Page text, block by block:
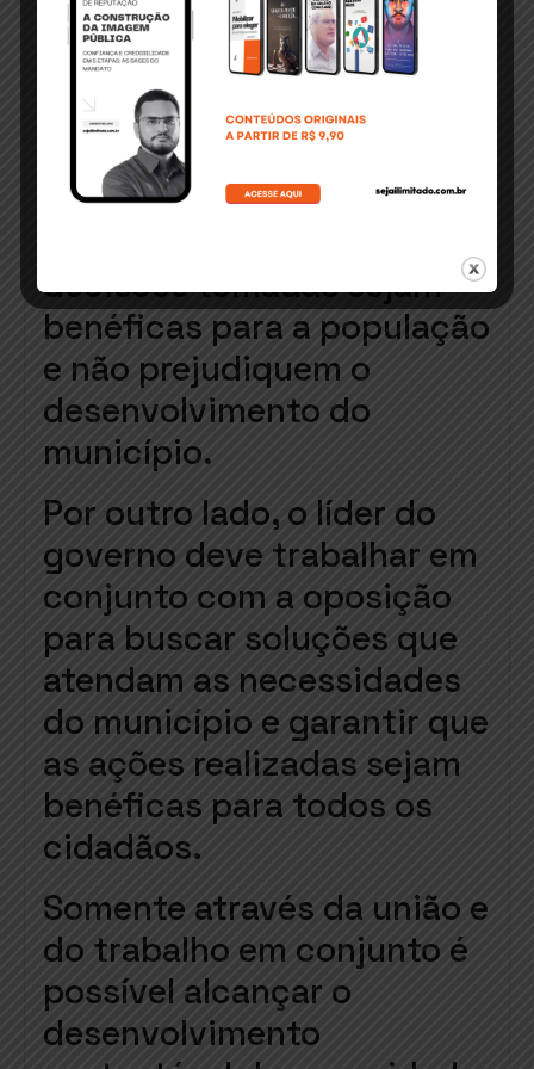
cidade com recursos
próprios.
É importante que a
oposição esteja sempre
atenta às ações do governo
decisões tomadas sejam
benéficas para a população
e não prejudiquem o
desenvolvimento do
município.
Por outro lado, o líder do
governo deve trabalhar em
conjunto com a oposição
para buscar soluções que
atendam as necessidades
do município e garantir que
as ações realizadas sejam
benéficas para todos os
cidadãos.
Somente através da união e
do trabalho em conjunto é
possível alcançar o
desenvolvimento